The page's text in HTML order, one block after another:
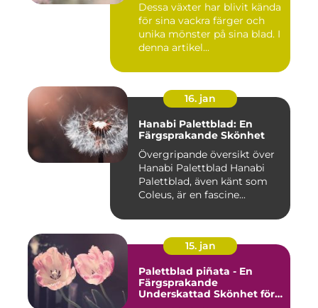
Dessa växter har blivit kända
för sina vackra färger och
unika mönster på sina blad. I
denna artikel...
16. jan
Hanabi Palettblad: En
Färgsprakande Skönhet
Övergripande översikt över
Hanabi Palettblad Hanabi
Palettblad, även känt som
Coleus, är en fascine...
15. jan
Palettblad piñata - En
Färgsprakande
Underskattad Skönhet för